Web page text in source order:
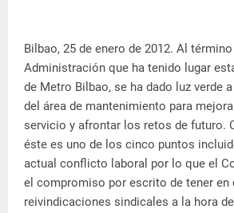
Bilbao, 25 de enero de 2012. Al
Administración que ha tenido lugar
de Metro Bilbao, se ha dado luz verde
del área de mantenimiento para
servicio y afrontar los retos de futuro.
éste es uno de los cinco puntos
actual conflicto laboral por lo que el
el compromiso por escrito de tener en
reivindicaciones sindicales a la hora